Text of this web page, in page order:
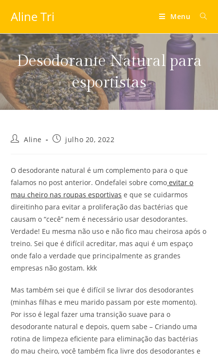
Aline Tri Menu
Desodorante Natural para
esportistas
Aline julho 20, 2022
O desodorante natural é um complemento para o que
falamos no post anterior. Ondefalei sobre como evitar o
mau cheiro nas roupas esportivas e que se cuidarmos
direitinho para evitar a proliferação das bactérias que
causam o “cecê” nem é necessário usar desodorantes.
Verdade! Eu mesma não uso e não fico mau cheirosa após o
treino. Sei que é difícil acreditar, mas aqui é um espaço
onde falo a verdade que principalmente as grandes
empresas não gostam. kkk
Mas também sei que é difícil se livrar dos desodorantes
(minhas filhas e meu marido passam por este momento).
Por isso é legal fazer uma transição suave para o
desodorante natural e depois, quem sabe – Criando uma
rotina de limpeza eficiente para eliminação das bactérias
do mau cheiro, você também fica livre dos desodorantes e